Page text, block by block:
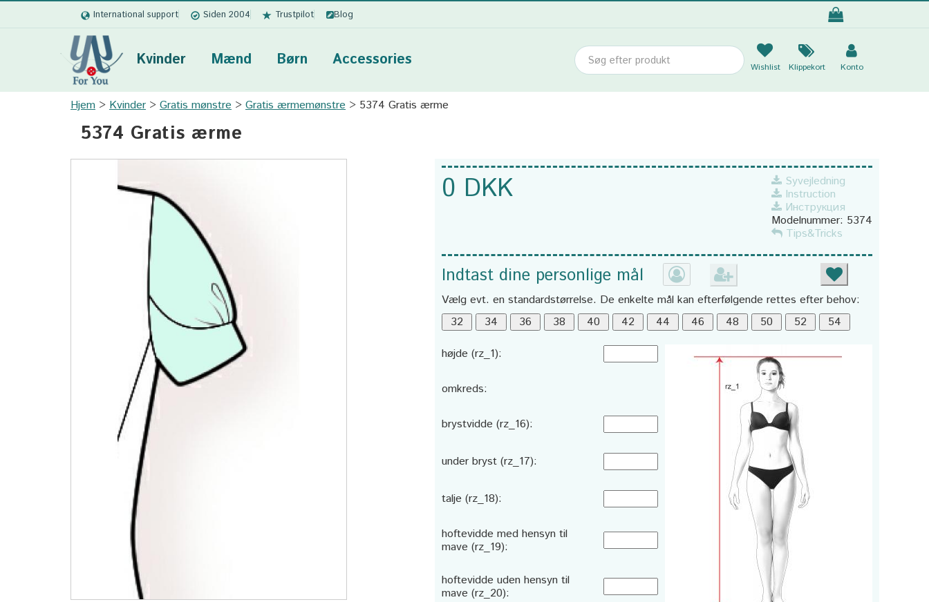
International support Siden 2004 Trustpilot Blog
Kvinder Mænd Børn Accessories Wishlist Klippekort Konto
Hjem Kvinder Gratis mønstre Gratis ærmemønstre 5374 Gratis ærme
5374 Gratis ærme
0 DKK
Syvejledning
Instruction
Инструкция
Modelnummer: 5374
Tips&Tricks
Indtast dine personlige mål
Vælg evt. en standardstørrelse. De enkelte mål kan efterfølgende rettes efter behov:
højde (rz_1):
omkreds:
brystvidde (rz_16):
under bryst (rz_17):
talje (rz_18):
hoftevidde med hensyn til
mave (rz_19):
hoftevidde uden hensyn til
mave (rz_20):